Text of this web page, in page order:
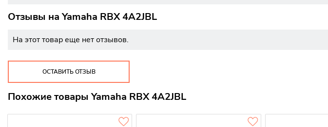
Отзывы наYamaha RBX 4A2JBL
На этот товар еще нет отзывов.
ОСТАВИТЬ ОТЗЫВ
Похожие товары Yamaha RBX 4A2JBL